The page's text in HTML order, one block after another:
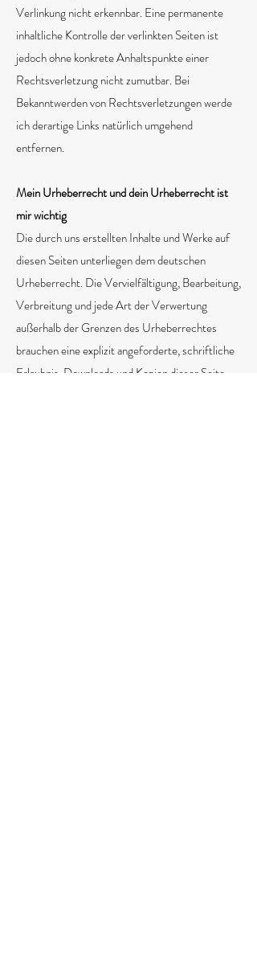
Verlinkung nicht erkennbar. Eine permanente
inhaltliche Kontrolle der verlinkten Seiten ist
jedoch ohne konkrete Anhaltspunkte einer
Rechtsverletzung nicht zumutbar. Bei
Bekanntwerden von Rechtsverletzungen werde
ich derartige Links natürlich umgehend
entfernen.
Mein Urheberrecht und dein Urheberrecht ist
mir wichtig
Die durch uns erstellten Inhalte und Werke auf
diesen Seiten unterliegen dem deutschen
Urheberrecht. Die Vervielfältigung, Bearbeitung,
Verbreitung und jede Art der Verwertung
außerhalb der Grenzen des Urheberrechtes
brauchen eine explizit angeforderte, schriftliche
Erlaubnis. Downloads und Kopien dieser Seite